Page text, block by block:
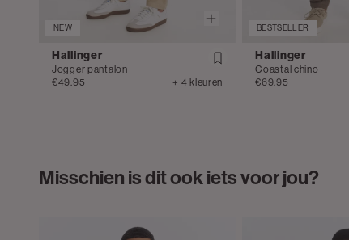
NEW
Hallinger
Jogger pantalon
€49.95
+ 4 kleuren
BESTSELLER
Hallinger
Coastal chino
€69.95
Misschien is dit ook iets voor jou?